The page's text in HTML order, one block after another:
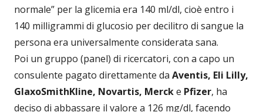
normale” per la glicemia era 140 ml/dl, cioè entro i
140 milligrammi di glucosio per decilitro di sangue la
persona era universalmente considerata sana.
Poi un gruppo (panel) di ricercatori, con a capo un
consulente pagato direttamente da Aventis, Eli Lilly,
GlaxoSmithKline, Novartis, Mercke Pfizer, ha
deciso di abbassare il valore a 126 mg/dl, facendo